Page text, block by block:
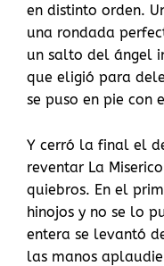
en distinto orden.
una rondada
un salto del ángel
que eligió para
se puso en pie con
Y cerró la final el
reventar La
quiebros. En el
hinojos y no se lo
entera se levantó
las manos